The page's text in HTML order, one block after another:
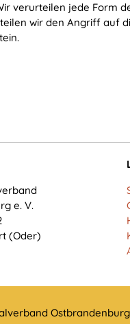
verurteilen jede Form
wir den Angriff auf
e. V.
(Oder)
die
Informationen anonym.
uns zu verstehen, wie
Website nutzen.